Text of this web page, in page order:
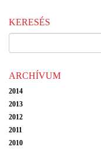
KERESÉS
ARCHÍVUM
2014
2013
2012
2011
2010